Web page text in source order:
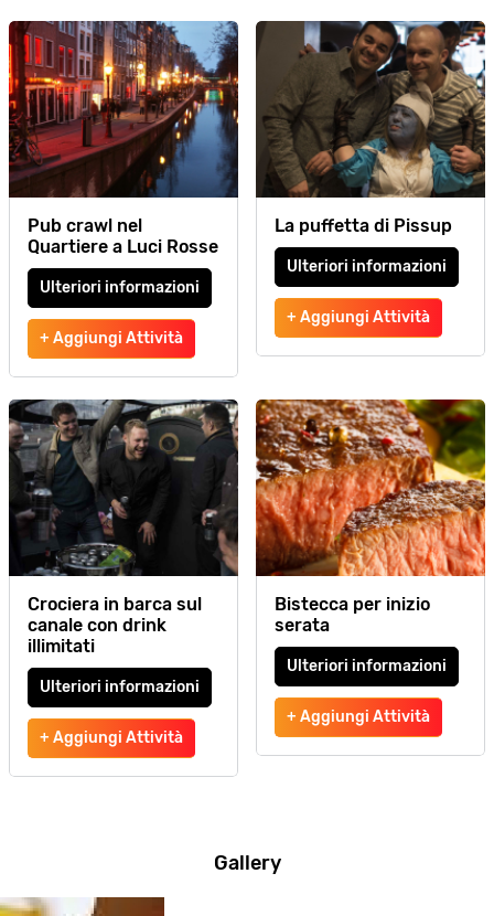
Pub crawl nel
Quartiere a Luci Rosse
Ulteriori informazioni
+ Aggiungi Attività
La puffetta di Pissup
Ulteriori informazioni
+ Aggiungi Attività
Crociera in barca sul
canale con drink
illimitati
Ulteriori informazioni
+ Aggiungi Attività
Bistecca per inizio
serata
Ulteriori informazioni
+ Aggiungi Attività
Gallery